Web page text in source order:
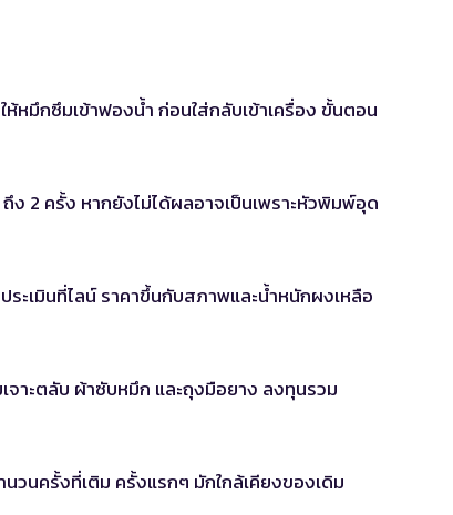
ห้หมึกซึมเข้าฟองน้ำ ก่อนใส่กลับเข้าเครื่อง ขั้นตอน
ง 2 ครั้ง หากยังไม่ได้ผลอาจเป็นเพราะหัวพิมพ์อุด
เมินที่ไลน์ ราคาขึ้นกับสภาพและน้ำหนักผงเหลือ
าะตลับ ผ้าซับหมึก และถุงมือยาง ลงทุนรวม
นครั้งที่เติม ครั้งแรกๆ มักใกล้เคียงของเดิม